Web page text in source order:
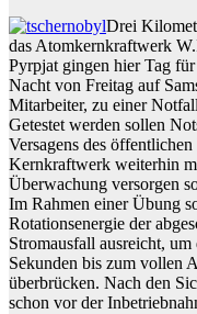
Drei
das Atomkernkraftwerk
Pyrpjat gingen hier Tag
Nacht von Freitag auf
Mitarbeiter, zu einer
Getestet werden sollen
Versagens des
Kernkraftwerk weiterhin
Überwachung versorgen
Im Rahmen einer Übung
Rotationsenergie der
Stromausfall ausreicht,
Sekunden bis zum vollen
überbrücken. Nach den
schon vor der